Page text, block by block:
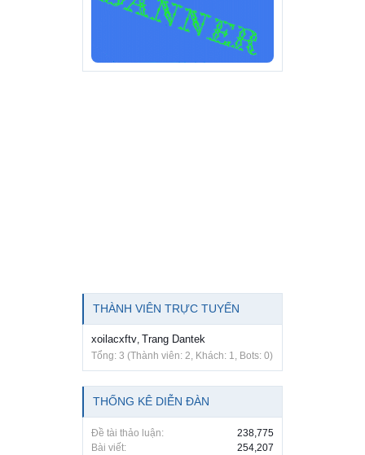
THÀNH VIÊN TRỰC TUYẾN
xoilacxftv, Trang Dantek
Tổng: 3 (Thành viên: 2, Khách: 1, Bots: 0)
THỐNG KÊ DIỄN ĐÀN
Đề tài thảo luận:
238,775
Bài viết:
254,207